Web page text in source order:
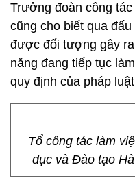
Trưởng đoàn công
cũng cho biết qua
được đối tượng gây
năng đang tiếp tục
quy định của pháp
Tổ công tác làm
dục và Đào tạo